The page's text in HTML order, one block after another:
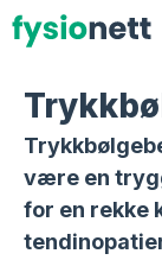
Hopp
til
være en
for en rekke